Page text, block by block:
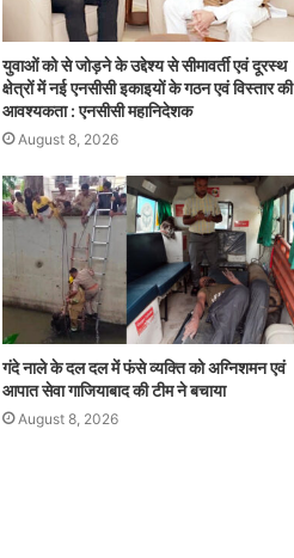
युवाओं को से जोड़ने के उद्देश्य से सीमावर्ती एवं दूरस्थ
क्षेत्रों में नई एनसीसी इकाइयों के गठन एवं विस्तार की
आवश्यकता : एनसीसी महानिदेशक
August 8, 2026
गंदे नाले के दल दल में फंसे व्यक्ति को अग्निशमन एवं
आपात सेवा गाजियाबाद की टीम ने बचाया
August 8, 2026